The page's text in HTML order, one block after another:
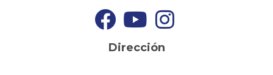
Dirección